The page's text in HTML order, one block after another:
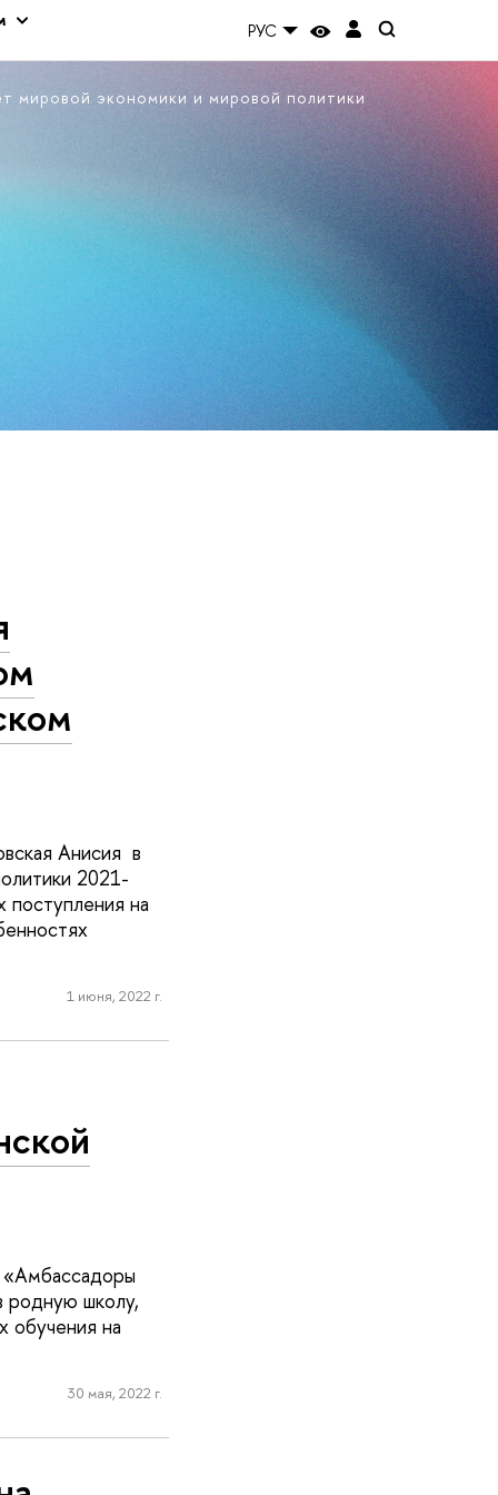
РУС
мировой экономики и мировой политики
Анисия в
2021-
поступления на
1 июня, 2022 г.
«Амбассадоры
родную школу,
обучения на
30 мая, 2022 г.